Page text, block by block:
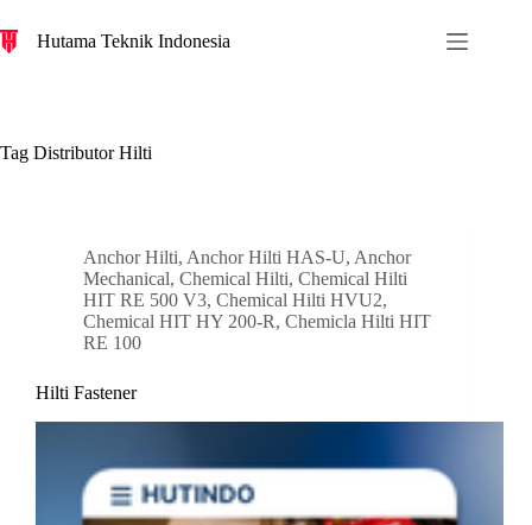
c
Hutama Teknik Indonesia
Tag Distributor Hilti
Anchor Hilti, Anchor Hilti HAS-U, Anchor
Mechanical, Chemical Hilti, Chemical Hilti
HIT RE 500 V3, Chemical Hilti HVU2,
Chemical HIT HY 200-R, Chemicla Hilti HIT
RE 100
Hilti Fastener